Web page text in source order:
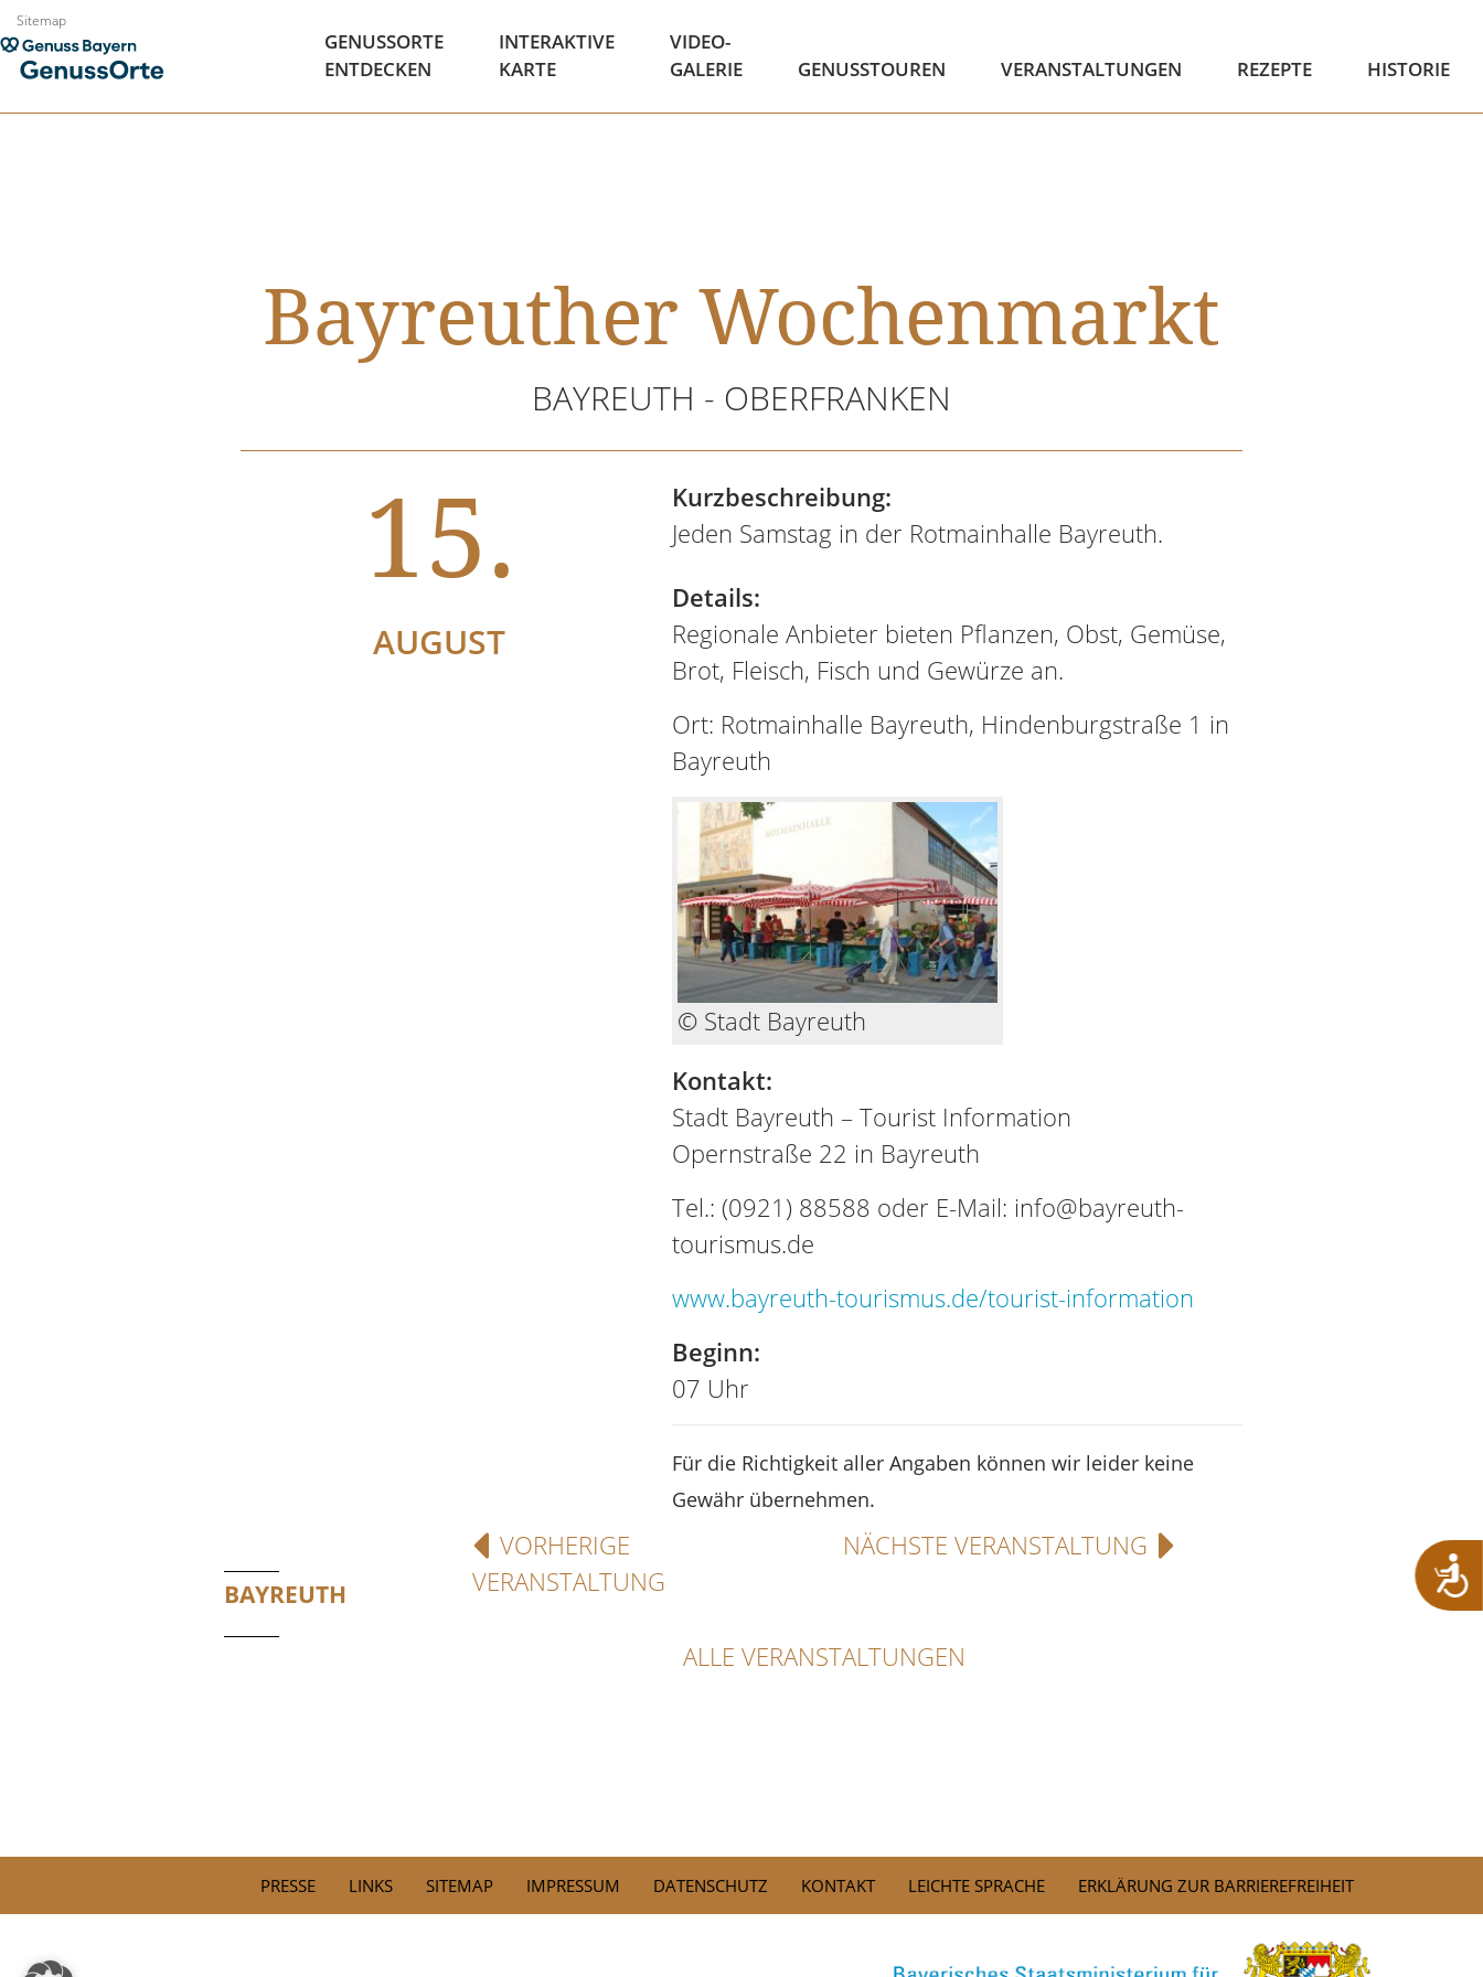
Zum
Inhalt
springen
Sitemap
GENUSSORTE
ENTDECKEN
INTERAKTIVE
KARTE
VIDEO-
GALERIE
GENUSSTOUREN VERANSTALTUNGEN REZEPTE HISTORIE
Bayreuther Wochenmarkt
BAYREUTH - OBERFRANKEN
15.
AUGUST
Kurzbeschreibung:
Jeden Samstag in der Rotmainhalle Bayreuth.
Details:
Regionale Anbieter bieten Pflanzen, Obst, Gemüse,
Brot, Fleisch, Fisch und Gewürze an.
Ort: Rotmainhalle Bayreuth, Hindenburgstraße 1 in
Bayreuth
© Stadt Bayreuth
Kontakt:
Stadt Bayreuth – Tourist Information
Opernstraße 22 in Bayreuth
Tel.: (0921) 88588 oder E-Mail: info@bayreuth-
tourismus.de
www.bayreuth-tourismus.de/tourist-information
Beginn:
07 Uhr
Für die Richtigkeit aller Angaben können wir leider keine
Gewähr übernehmen.
BAYREUTH
VORHERIGE
VERANSTALTUNG
NÄCHSTE VERANSTALTUNG
ALLE VERANSTALTUNGEN
PRESSE LINKS SITEMAP IMPRESSUM DATENSCHUTZ KONTAKT LEICHTE SPRACHE ERKLÄRUNG ZUR BARRIEREFREIHEIT